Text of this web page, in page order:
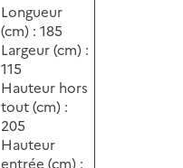
Longueur
(cm) : 185
Largeur (cm) :
115
Hauteur hors
tout (cm) :
205
Hauteur
entrée (cm) :